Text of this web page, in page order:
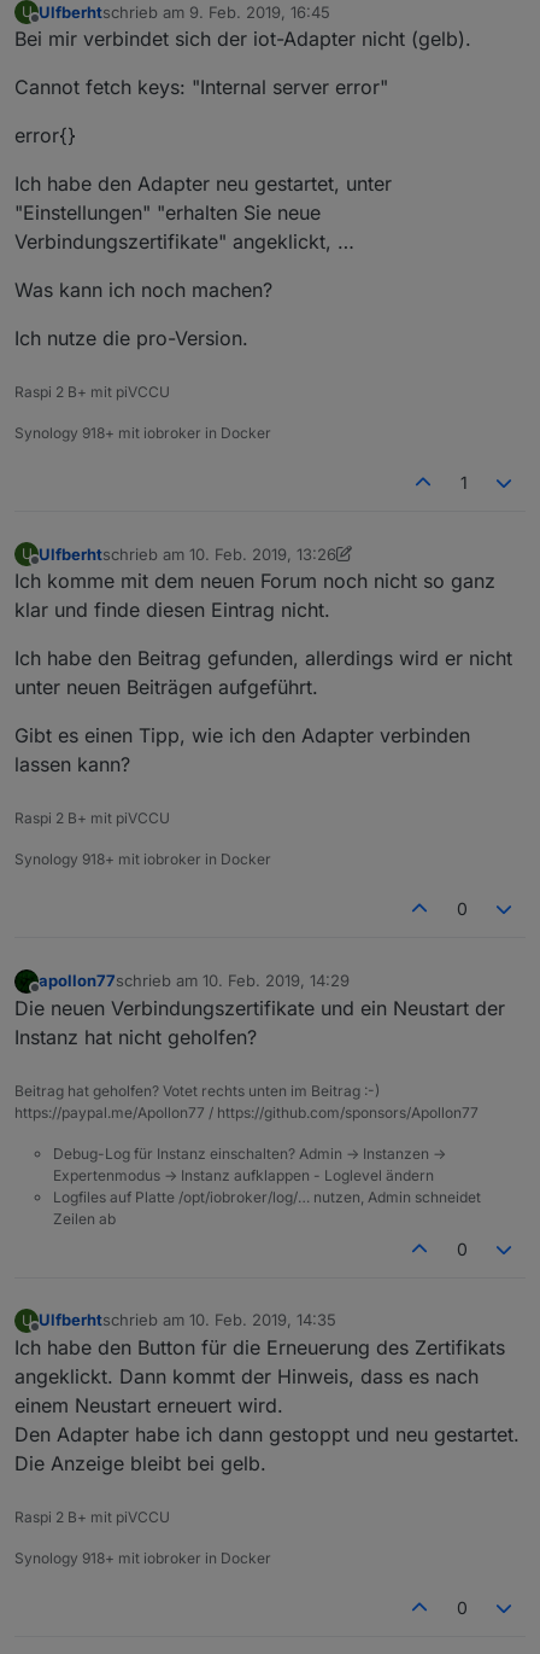
U
Offline
Ulfberhtschrieb am 9. Feb. 2019, 16:45
zuletzt editiert von
Bei mir verbindet sich der iot-Adapter nicht (gelb).
Cannot fetch keys: "Internal server error"
error{}
Ich habe den Adapter neu gestartet, unter
"Einstellungen" "erhalten Sie neue
Verbindungszertifikate" angeklickt, …
Was kann ich noch machen?
Ich nutze die pro-Version.
Raspi 2 B+ mit piVCCU
Synology 918+ mit iobroker in Docker
1
U
Offline
Ulfberhtschrieb am 10. Feb. 2019, 13:26
zuletzt editiert von Ulfberht2. Okt. 2019, 14:28
Ich komme mit dem neuen Forum noch nicht so ganz
klar und finde diesen Eintrag nicht.
Ich habe den Beitrag gefunden, allerdings wird er nicht
unter neuen Beiträgen aufgeführt.
Gibt es einen Tipp, wie ich den Adapter verbinden
lassen kann?
Raspi 2 B+ mit piVCCU
Synology 918+ mit iobroker in Docker
0
apollon77schrieb am 10. Feb. 2019, 14:29
zuletzt editiert von
Die neuen Verbindungszertifikate und ein Neustart der
Instanz hat nicht geholfen?
Beitrag hat geholfen? Votet rechts unten im Beitrag :-)
https://paypal.me/Apollon77 / https://github.com/sponsors/Apollon77
Debug-Log für Instanz einschalten? Admin -> Instanzen ->
Expertenmodus -> Instanz aufklappen - Loglevel ändern
Logfiles auf Platte /opt/iobroker/log/… nutzen, Admin schneidet
Zeilen ab
0
U
Offline
Ulfberhtschrieb am 10. Feb. 2019, 14:35
zuletzt editiert von
Ich habe den Button für die Erneuerung des Zertifikats
angeklickt. Dann kommt der Hinweis, dass es nach
einem Neustart erneuert wird.
Den Adapter habe ich dann gestoppt und neu gestartet.
Die Anzeige bleibt bei gelb.
Raspi 2 B+ mit piVCCU
Synology 918+ mit iobroker in Docker
0